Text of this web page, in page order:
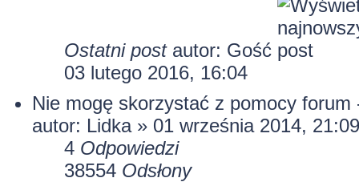
Ostatni post autor: Gość
03 lutego 2016, 16:04
Nie mogę skorzystać z pomocy forum
autor: Lidka» 01 września 2014, 21:09
4 Odpowiedzi
38554 Odsłony